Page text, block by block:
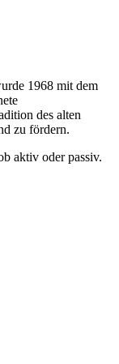
1968 mit dem
des alten
zu fördern.
aktiv oder passiv.